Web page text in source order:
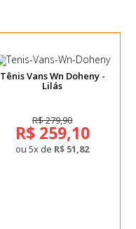
Tênis Vans Wn Doheny -
Lilás
R$ 279,90
R$ 259,10
ou 5x de R$ 51,82